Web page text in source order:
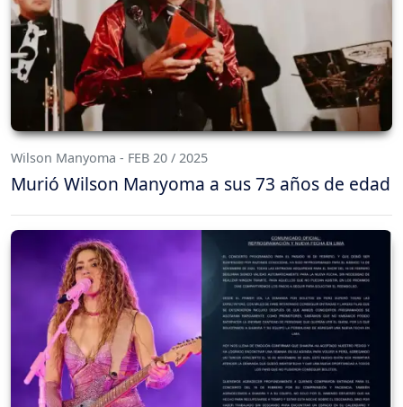
Wilson Manyoma - FEB 20 / 2025
Murió Wilson Manyoma a sus 73 años de edad